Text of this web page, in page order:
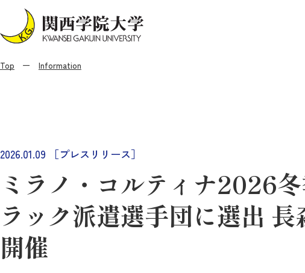
Top Information
2026.01.09 ［プレスリリース］
ミラノ・コルティナ2026
ラック派遣選手団に選出
開催